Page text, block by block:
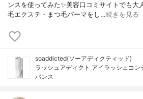
ンスを使ってみた✨美容口コミサイトでも大
毛エクステ・まつ毛パーマをし…続きを見る
soaddicted(ソーアディクティッド)
ラッシュアディクト アイラッシュコ
バンス